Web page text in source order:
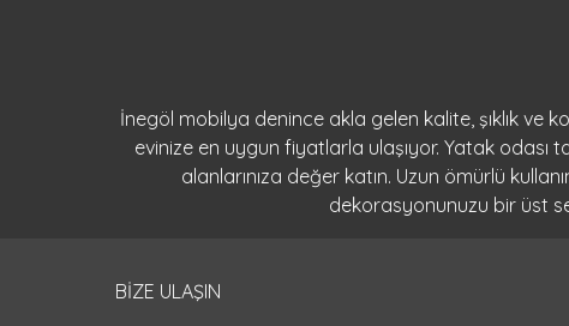
İnegöl mobilya denince akla gelen kalite, şıklık
evinize en uygun fiyatlarla ulaşıyor. Yatak odası
alanlarınıza değer katın. Uzun ömürlü
dekorasyonunuzu bir üst
BİZE ULAŞIN